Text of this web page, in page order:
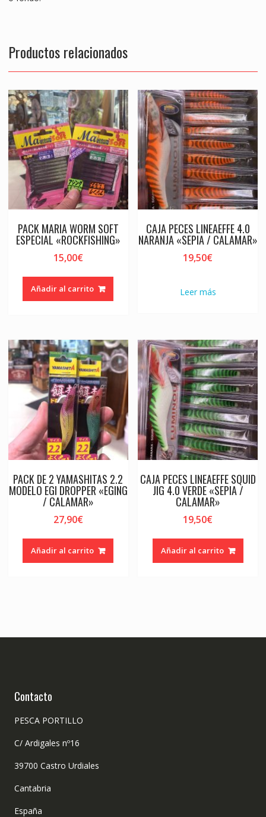
Productos relacionados
PACK MARIA WORM SOFT
ESPECIAL «ROCKFISHING»
15,00€
Añadir al carrito
CAJA PECES LINEAEFFE 4.0
NARANJA «SEPIA / CALAMAR»
19,50€
Leer más
PACK DE 2 YAMASHITAS 2.2
MODELO EGI DROPPER «EGING
/ CALAMAR»
27,90€
Añadir al carrito
CAJA PECES LINEAEFFE SQUID
JIG 4.0 VERDE «SEPIA /
CALAMAR»
19,50€
Añadir al carrito
Contacto
PESCA PORTILLO
C/ Ardigales nº16
39700 Castro Urdiales
Cantabria
España